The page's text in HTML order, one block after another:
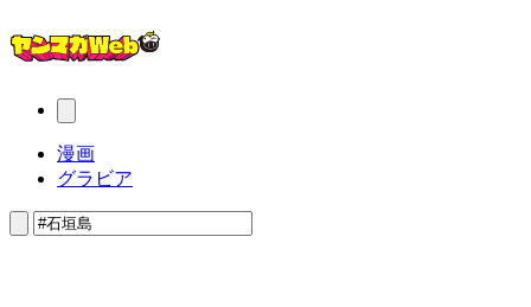
漫画
グラビア